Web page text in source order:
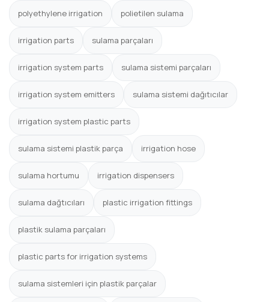
polyethylene irrigation polietilen sulama
irrigation parts sulama parçaları
irrigation system parts sulama sistemi parçaları
irrigation system emitters sulama sistemi dağıtıcılar
irrigation system plastic parts
sulama sistemi plastik parça irrigation hose
sulama hortumu irrigation dispensers
sulama dağtıcıları plastic irrigation fittings
plastik sulama parçaları
plastic parts for irrigation systems
sulama sistemleri için plastik parçalar